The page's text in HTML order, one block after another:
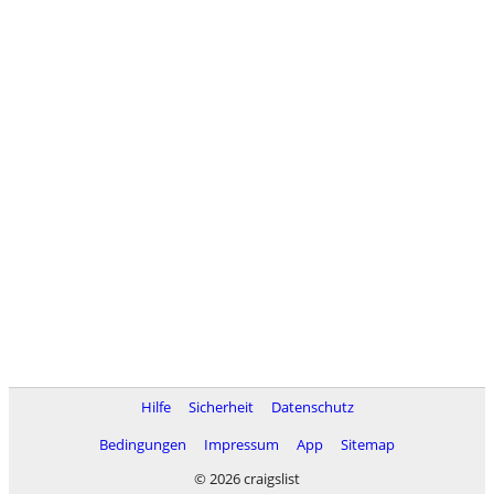
Hilfe Sicherheit
Datenschutz
Bedingungen
Impressum App
Sitemap
© 2026 craigslist